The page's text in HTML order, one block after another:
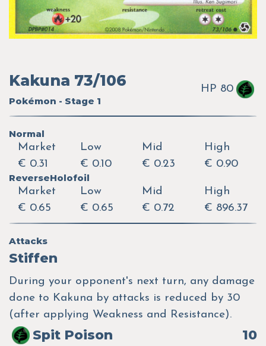
Kakuna 73/106
Pokémon - Stage 1
HP 80
Normal
Market
€ 0.31
Low
€ 0.10
Mid
€ 0.23
High
€ 0.90
ReverseHolofoil
Market
€ 0.65
Low
€ 0.65
Mid
€ 0.72
High
€ 896.37
Attacks
Stiffen
During your opponent's next turn, any damage
done to Kakuna by attacks is reduced by 30
(after applying Weakness and Resistance).
Spit Poison 10